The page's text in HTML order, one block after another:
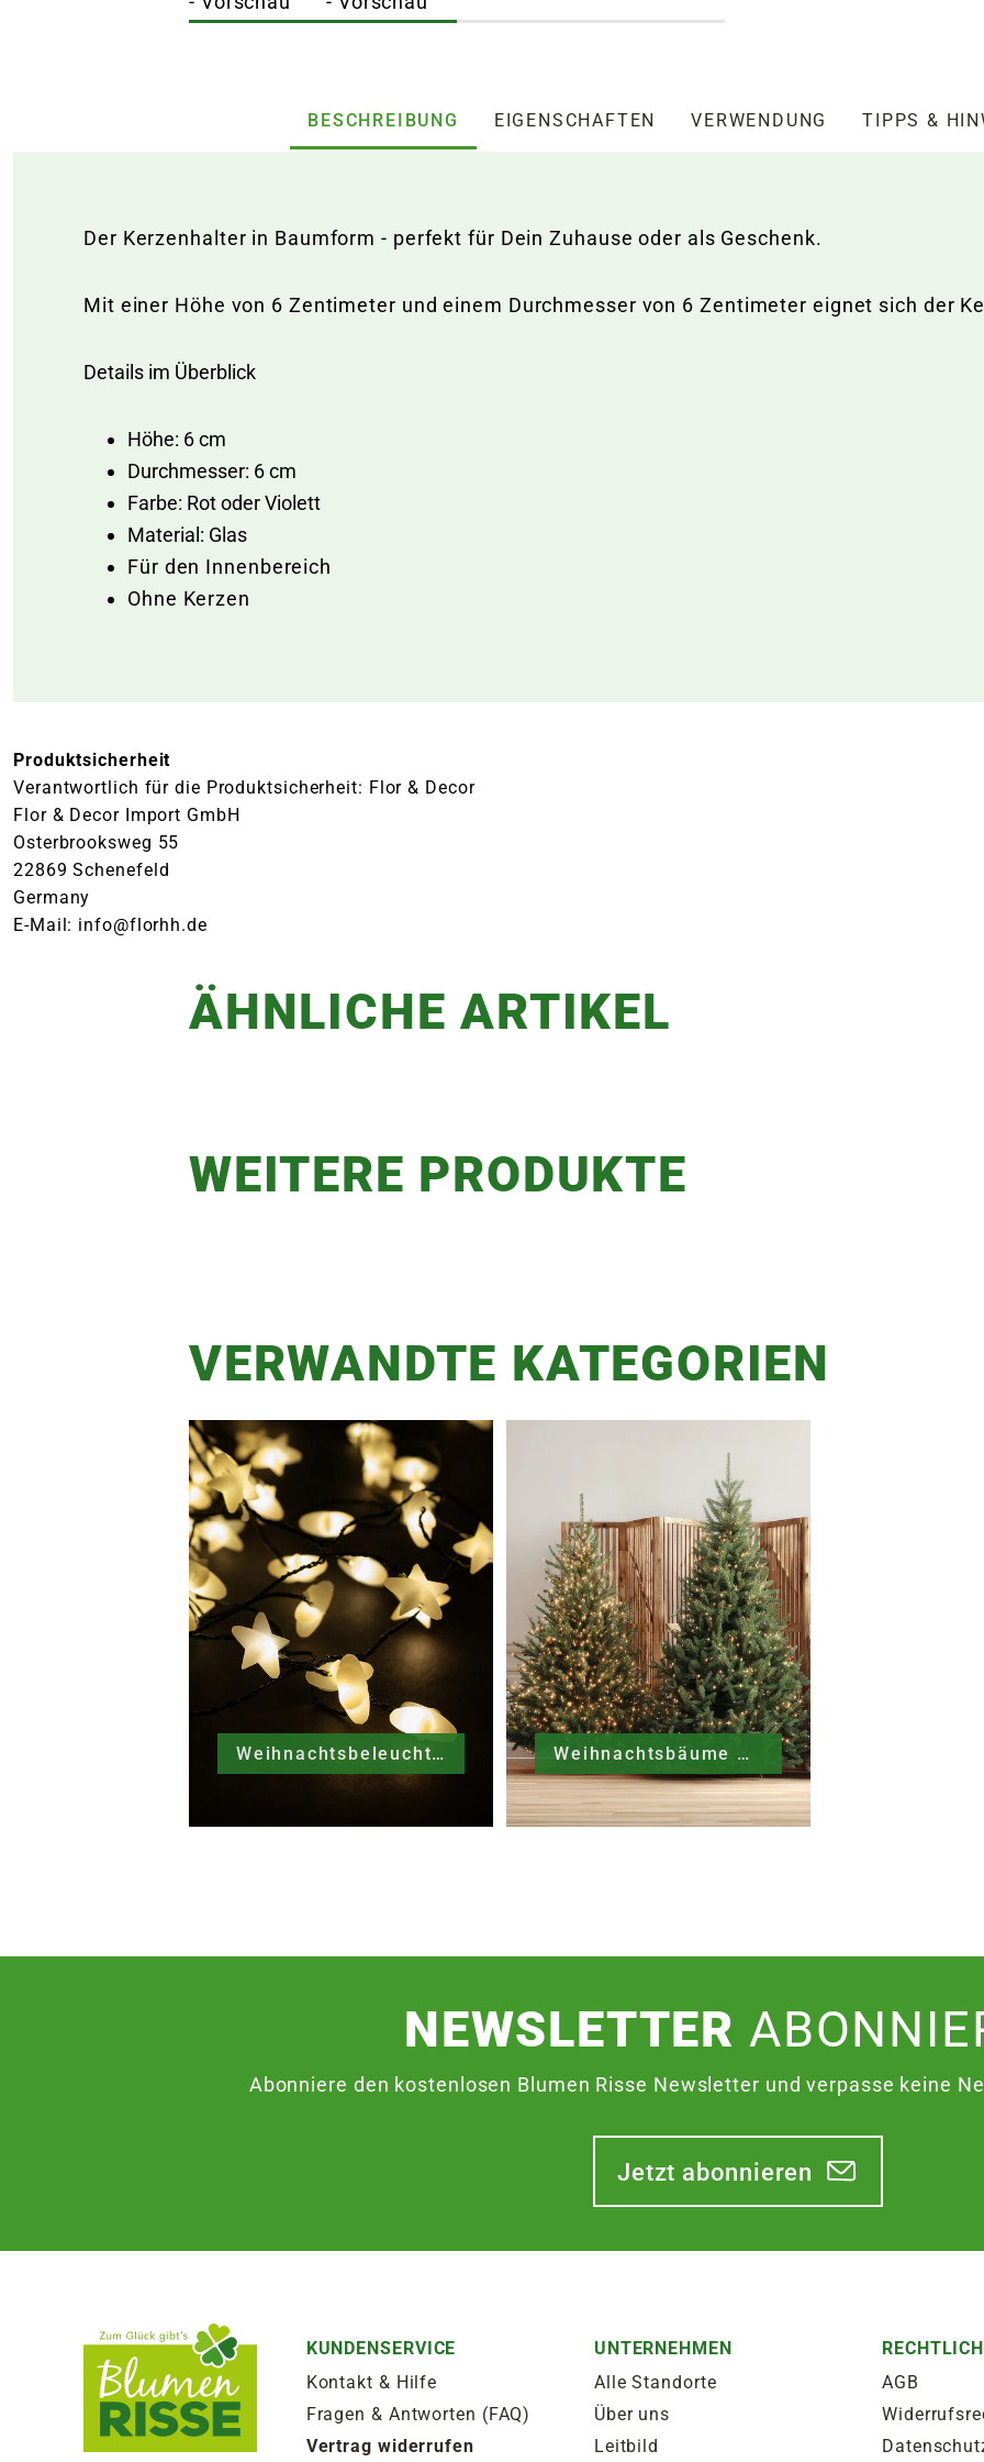
BESCHREIBUNG EIGENSCHAFTEN VERWENDUNG TIPPS &
Der Kerzenhalter in Baumform - perfekt für Dein Zuhause oder als Geschenk.
Mit einer Höhe von 6 Zentimeter und einem Durchmesser von 6 Zentimeter eignet sich der
Details im Überblick
Höhe: 6 cm
Durchmesser: 6 cm
Farbe: Rot oder Violett
Material: Glas
Für den Innenbereich
Ohne Kerzen
Produktsicherheit
Verantwortlich für die Produktsicherheit: Flor & Decor
Flor & Decor Import GmbH
Osterbrooksweg 55
22869 Schenefeld
Germany
E-Mail: info@florhh.de
ÄHNLICHE ARTIKEL
WEITERE PRODUKTE
VERWANDTE KATEGORIEN
Weihnachtsbeleuchtung Weihnachtsbäume
NEWSLETTER
Abonniere den kostenlosen Blumen Risse Newsletter und verpasse keine
Jetzt abonnieren
KUNDENSERVICE
Kontakt & Hilfe
Fragen & Antworten (FAQ)
Vertrag widerrufen
UNTERNEHMEN
Alle Standorte
Über uns
Leitbild
AGB